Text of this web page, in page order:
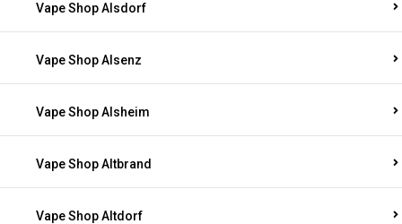
Vape Shop Alsdorf
Vape Shop Alsenz
Vape Shop Alsheim
Vape Shop Altbrand
Vape Shop Altdorf